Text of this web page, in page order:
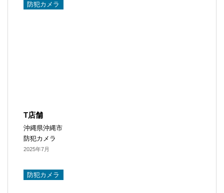
防犯カメラ​
T店舗
沖縄県沖縄市
防犯カメラ
2025年7月
防犯カメラ​